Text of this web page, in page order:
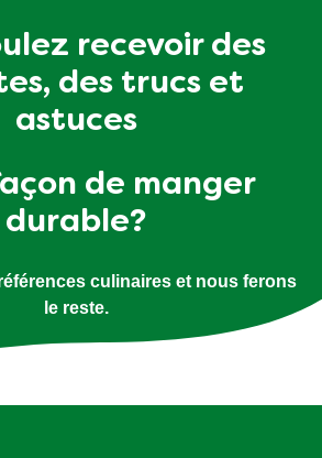
recevoir des
des trucs et
astuces
de manger
durable?
culinaires et nous ferons
le reste.